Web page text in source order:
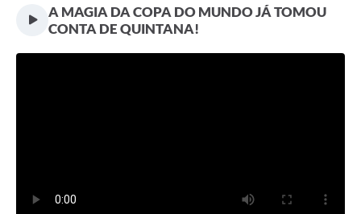
Legislação
Notícias
A MAGIA DA COPA DO MUNDO JÁ TOMOU
CONTA DE QUINTANA!